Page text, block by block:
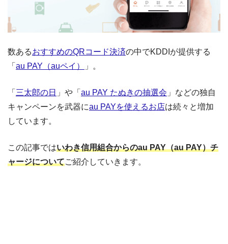
数あるおすすめのQRコード決済の中でKDDIが提供する
「 au PAY（auペイ） 」。
「 三太郎の日 」や「 au PAY たぬきの抽選会 」などの独自
キャンペーンを武器にau PAYを使えるお店は続々と増加
しています。
この記事ではいわき信用組合からのau PAY（au PAY）チ
ャージについてご紹介していきます。